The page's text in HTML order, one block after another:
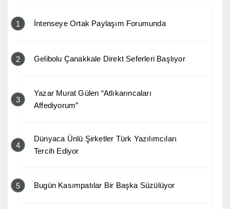
1 İntenseye Ortak Paylaşım Forumunda
2 Gelibolu Çanakkale Direkt Seferleri Başlıyor
3
Yazar Murat Gülen “Atlıkarıncaları
Affediyorum”
4
Dünyaca Ünlü Şirketler Türk Yazılımcıları
Tercih Ediyor
5 Bugün Kasımpatılar Bir Başka Süzülüyor